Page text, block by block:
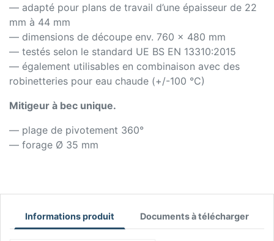
— adapté pour plans de travail d’une épaisseur de 22
mm à 44 mm
— dimensions de découpe env. 760 x 480 mm
— testés selon le standard UE BS EN 13310:2015
— également utilisables en combinaison avec des
robinetteries pour eau chaude (+/-100 °C)
Mitigeur à bec unique.
— plage de pivotement 360°
— forage Ø 35 mm
Informations produit Documents à télécharger